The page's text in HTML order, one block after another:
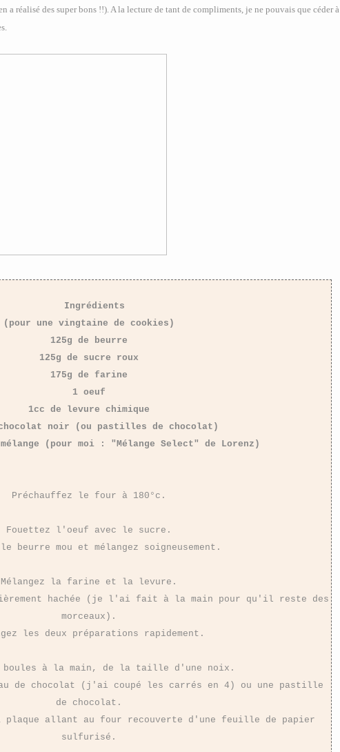
a réalisé des super bons !!). A la lecture de tant de compliments, je ne pouvais que céder à
Ingrédients
(pour une vingtaine de cookies)
125g de beurre
125g de sucre roux
175g de farine
1 oeuf
1cc de levure chimique
noir (ou pastilles de chocolat)
(pour moi : "Mélange Select" de Lorenz)
Préchauffez le four à 180°c.
Fouettez l'oeuf avec le sucre.
beurre mou et mélangez soigneusement.
Mélangez la farine et la levure.
hachée (je l'ai fait à la main pour qu'il reste des
morceaux).
les deux préparations rapidement.
boules à la main, de la taille d'une noix.
de chocolat (j'ai coupé les carrés en 4) ou une pastille
de chocolat.
plaque allant au four recouverte d'une feuille de papier
sulfurisé.